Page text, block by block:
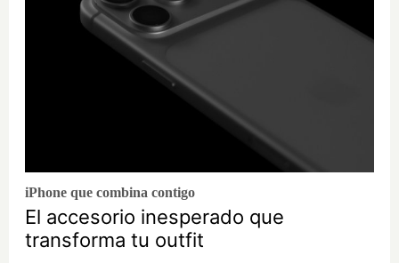
iPhone que combina contigo
El accesorio inesperado que
transforma tu outfit